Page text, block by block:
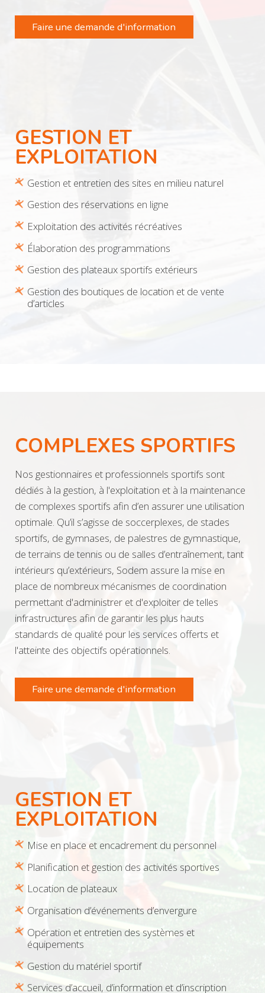
Faire une demande d'information
GESTION ET
EXPLOITATION
Gestion et entretien des sites en milieu naturel
Gestion des réservations en ligne
Exploitation des activités récréatives
Élaboration des programmations
Gestion des plateaux sportifs extérieurs
Gestion des boutiques de location et de vente
d’articles
COMPLEXES SPORTIFS
Nos gestionnaires et professionnels sportifs sont
dédiés à la gestion, à l'exploitation et à la maintenance
de complexes sportifs afin d’en assurer une utilisation
optimale. Qu’il s’agisse de soccerplexes, de stades
sportifs, de gymnases, de palestres de gymnastique,
de terrains de tennis ou de salles d’entraînement, tant
intérieurs qu’extérieurs, Sodem assure la mise en
place de nombreux mécanismes de coordination
permettant d'administrer et d'exploiter de telles
infrastructures afin de garantir les plus hauts
standards de qualité pour les services offerts et
l'atteinte des objectifs opérationnels.
Faire une demande d'information
GESTION ET
EXPLOITATION
Mise en place et encadrement du personnel
Planification et gestion des activités sportives
Location de plateaux
Organisation d’événements d’envergure
Opération et entretien des systèmes et
équipements
Gestion du matériel sportif
Services d’accueil, d’information et d’inscription